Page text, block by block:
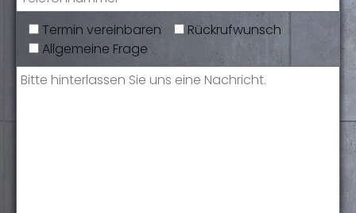
Termin vereinbaren
Rückrufwunsch
Allgemeine Frage